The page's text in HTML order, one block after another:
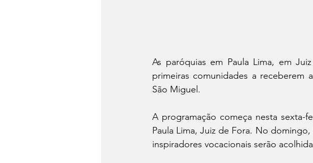
As paróquias em Paula Lima, em
primeiras comunidades a receberem
São Miguel.
A programação começa nesta sexta-
Paula Lima, Juiz de Fora. No
inspiradores vocacionais serão